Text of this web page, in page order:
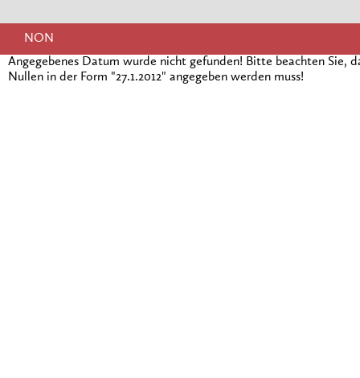
NON
Angegebenes Datum wurde nicht gefunden! Bitte beachten Sie,
Nullen in der Form "27.1.2012" angegeben werden muss!